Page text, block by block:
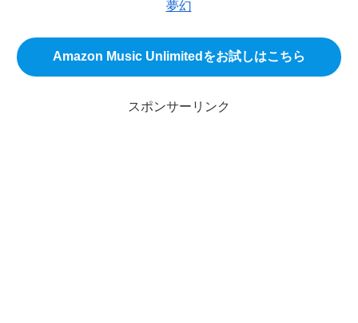
夢幻
Amazon Music Unlimitedをお試しはこちら
スポンサーリンク